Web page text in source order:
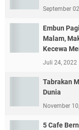
September
Embun
Malam,
Kecewa
Juli 24, 2022
Tabrakan
Dunia
November
5 Cafe